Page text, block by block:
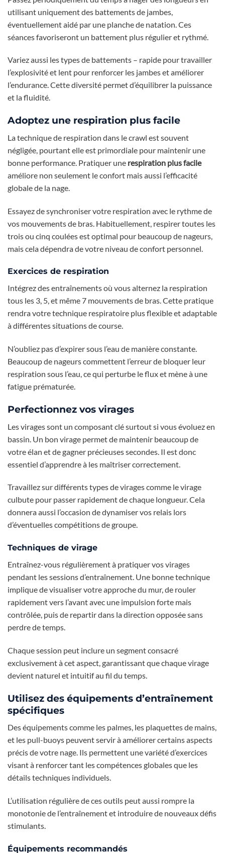
utilisant uniquement des battements de jambes,
éventuellement aidé par une planche de natation. Ces
séances favoriseront un battement plus régulier et rythmé.
Variez aussi les types de battements – rapide pour travailler
l’explosivité et lent pour renforcer les jambes et améliorer
l’endurance. Cette diversité permet d’équilibrer la puissance
et la fluidité.
Adoptez une respiration plus facile
La technique de respiration dans le crawl est souvent
négligée, pourtant elle est primordiale pour maintenir une
bonne performance. Pratiquer une respiration plus facile
améliore non seulement le confort mais aussi l’efficacité
globale de la nage.
Essayez de synchroniser votre respiration avec le rythme de
vos mouvements de bras. Habituellement, respirer toutes les
trois ou cinq coulées est optimal pour beaucoup de nageurs,
mais cela dépendra de votre niveau de confort personnel.
Exercices de respiration
Intégrez des entraînements où vous alternez la respiration
tous les 3, 5, et même 7 mouvements de bras. Cette pratique
rendra votre technique respiratoire plus flexible et adaptable
à différentes situations de course.
N’oubliez pas d’expirer sous l’eau de manière constante.
Beaucoup de nageurs commettent l’erreur de bloquer leur
respiration sous l’eau, ce qui perturbe le flux et mène à une
fatigue prématurée.
Perfectionnez vos virages
Les virages sont un composant clé surtout si vous évoluez en
bassin. Un bon virage permet de maintenir beaucoup de
votre élan et de gagner précieuses secondes. Il est donc
essentiel d’apprendre à les maîtriser correctement.
Travaillez sur différents types de virages comme le virage
culbute pour passer rapidement de chaque longueur. Cela
donnera aussi l’occasion de dynamiser vos relais lors
d’éventuelles compétitions de groupe.
Techniques de virage
Entraînez-vous régulièrement à pratiquer vos virages
pendant les sessions d’entraînement. Une bonne technique
implique de visualiser votre approche du mur, de rouler
rapidement vers l’avant avec une impulsion forte mais
contrôlée, puis de repartir dans la direction opposée sans
perdre de temps.
Chaque session peut inclure un segment consacré
exclusivement à cet aspect, garantissant que chaque virage
devient naturel et intuitif au fil du temps.
Utilisez des équipements d’entraînement
spécifiques
Des équipements comme les palmes, les plaquettes de mains,
et les pull-buoys peuvent servir à améliorer certains aspects
précis de votre nage. Ils permettent une variété d’exercices
visant à renforcer tant les compétences globales que les
détails techniques individuels.
L’utilisation régulière de ces outils peut aussi rompre la
monotonie de l’entraînement et introduire de nouveaux défis
stimulants.
Équipements recommandés